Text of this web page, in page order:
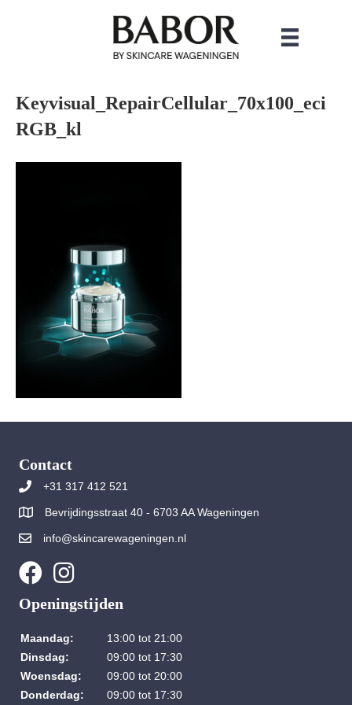
Keyvisual_RepairCellular_70x100_eci
RGB_kl
Contact
+31 317 412 521
Bevrijdingsstraat 40 - 6703 AA Wageningen
info@skincarewageningen.nl
Openingstijden
Maandag:
13:00 tot 21:00
Dinsdag:
09:00 tot 17:30
Woensdag:
09:00 tot 20:00
Donderdag:
09:00 tot 17:30